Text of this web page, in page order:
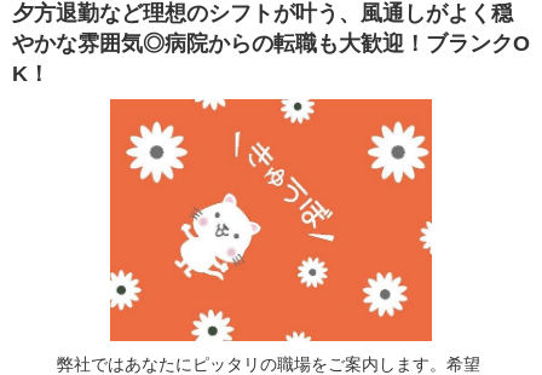
夕方退勤など理想のシフトが叶う、風通しがよく穏
やかな雰囲気◎病院からの転職も大歓迎！ブランクO
K！
弊社ではあなたにピッタリの職場をご案内します。希望